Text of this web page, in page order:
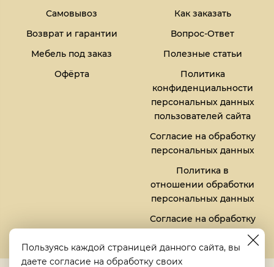
Самовывоз
Возврат и гарантии
Мебель под заказ
Офёрта
Как заказать
Вопрос-Ответ
Полезные статьи
Политика
конфиденциальности
персональных данных
пользователей сайта
Согласие на обработку
персональных данных
Политика в
отношении обработки
персональных данных
Согласие на обработку
файлов кукис (cookies)
Пользуясь каждой страницей данного сайта, вы
даете согласие на обработку своих